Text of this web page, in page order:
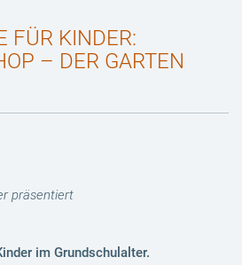
FÜR KINDER:
– DER GARTEN
präsentiert
im Grundschulalter.